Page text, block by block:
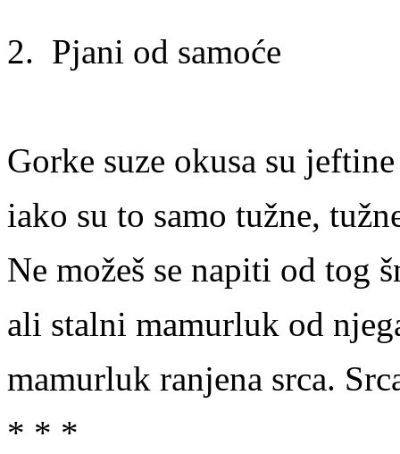
2. Pjani od samoće
Gorke suze okusa su
iako su to samo tužne,
Ne možeš se napiti od tog
ali stalni mamurluk od
mamurluk ranjena srca.
* * *